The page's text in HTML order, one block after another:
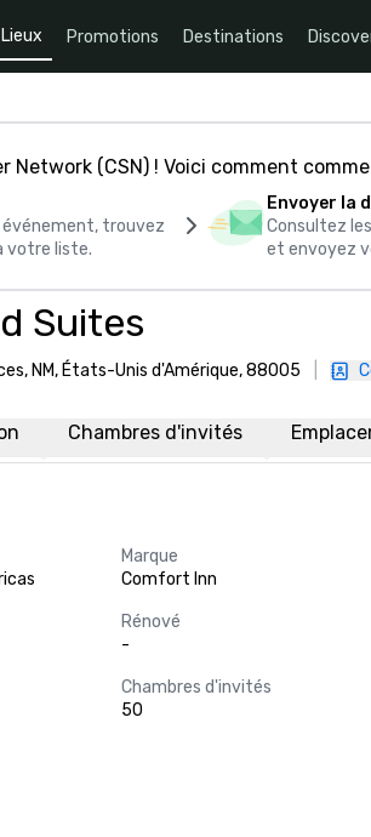
Lieux Promotions Destinations
Network (CSN) ! Voici comment
événement, trouvez
votre liste.
Envoyer la
Consultez
et envoyez
Suites
NM, États-Unis d'Amérique, 88005
Chambres d'invités
Marque
Comfort Inn
Rénové
-
Chambres d'invités
50